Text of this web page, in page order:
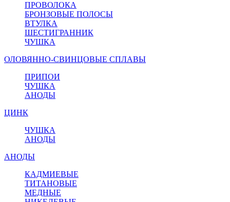
ПРОВОЛОКА
БРОНЗОВЫЕ ПОЛОСЫ
ВТУЛКА
ШЕСТИГРАННИК
ЧУШКА
ОЛОВЯННО-СВИНЦОВЫЕ СПЛАВЫ
ПРИПОИ
ЧУШКА
АНОДЫ
ЦИНК
ЧУШКА
АНОДЫ
АНОДЫ
КАДМИЕВЫЕ
ТИТАНОВЫЕ
МЕДНЫЕ